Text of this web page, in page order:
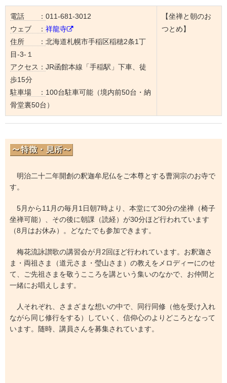
電話 ： 011-681-3012
ウェブ ： 祥龍寺
住所 ： 北海道札幌市手稲区稲穂2条1丁
目-3-１
アクセス： JR函館本線「手稲駅」下車、徒
歩15分
駐車場 ： 100台駐車可能（境内前50台・納
骨堂裏50台）
【坐禅と朝のお
つとめ】
明治二十二年開創の釈迦牟尼仏をご本尊とする曹洞宗のお寺で
す。
5月から11月の毎月1日朝7時より、本堂にて30分の坐禅（椅子
坐禅可能）、その後に朝課（読経）が30分ほど行われています
（8月はお休み）。どなたでも参加できます。
梅花流詠讃歌の講習会が月2回ほど行われています。お釈迦さ
ま・両祖さま（道元さま・瑩山さま）の教えをメロディーにのせ
て、ご先祖さまを敬うこころを講という集いのなかで、お仲間と
一緒にお唱えします。
人それぞれ、さまざまな想いの中で、同行同修（他を受け入れ
ながら同じ修行をする）していく、信仰心のよりどころとなって
います。随時、講員さんを募集されています。